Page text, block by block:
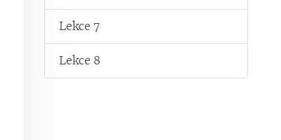
Lekce 7
Lekce 8